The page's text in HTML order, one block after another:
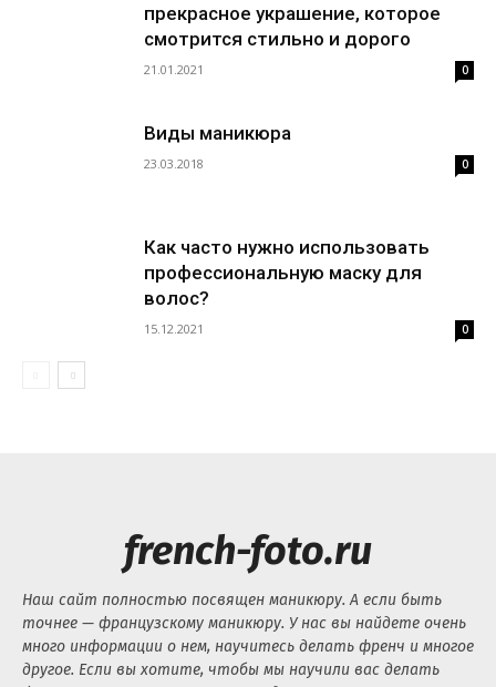
прекрасное украшение, которое
смотрится стильно и дорого
21.01.2021 0
Виды маникюра
23.03.2018 0
Как часто нужно использовать
профессиональную маску для
волос?
15.12.2021 0
french-foto.ru
Наш сайт полностью посвящен маникюру. А если быть
точнее — французскому маникюру. У нас вы найдете очень
много информации о нем, научитесь делать френч и многое
другое. Если вы хотите, чтобы мы научили вас делать